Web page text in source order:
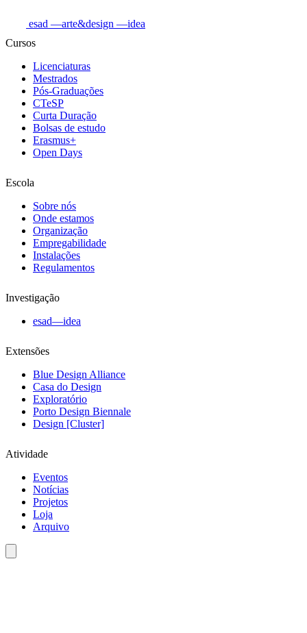
esad —arte&design —idea
Cursos
Licenciaturas
Mestrados
Pós-Graduações
CTeSP
Curta Duração
Bolsas de estudo
Erasmus+
Open Days
Escola
Sobre nós
Onde estamos
Organização
Empregabilidade
Instalações
Regulamentos
Investigação
esad—idea
Extensões
Blue Design Alliance
Casa do Design
Exploratório
Porto Design Biennale
Design [Cluster]
Atividade
Eventos
Notícias
Projetos
Loja
Arquivo